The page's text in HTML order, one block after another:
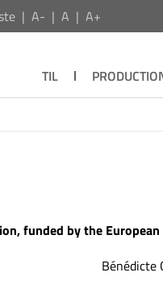
A- A A+
TIL
funded by the
Bénédicte